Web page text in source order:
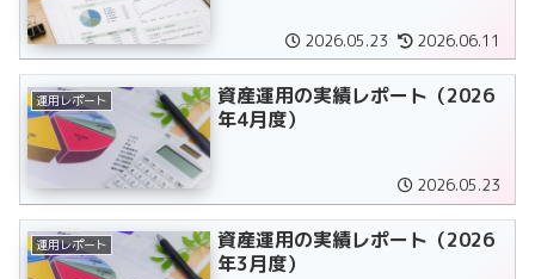
2026.05.23 2026.06.11
運用レポート
資産運用の実績レポート（2026
年4月度）
2026.05.23
運用レポート
資産運用の実績レポート（2026
年3月度）